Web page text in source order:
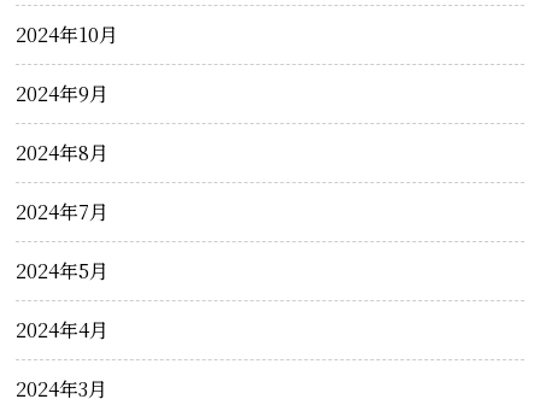
2024年10月
2024年9月
2024年8月
2024年7月
2024年5月
2024年4月
2024年3月